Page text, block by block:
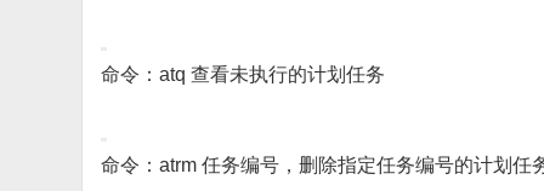
命令：atq 查看未执行的计划任务
命令：atrm 任务编号，删除指定任务编号的计划任